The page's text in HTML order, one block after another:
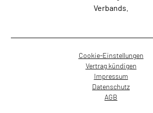
Cookie-Einstellungen
Vertrag kündigen
Impressum
Datenschutz
AGB